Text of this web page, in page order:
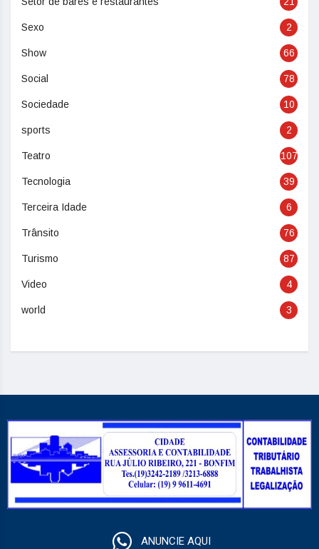
Sexo 2
Show 66
Social 78
Sociedade 10
sports 2
Teatro 107
Tecnologia 39
Terceira Idade 6
Trânsito 76
Turismo 87
Video 4
world 3
ANUNCIE AQUI